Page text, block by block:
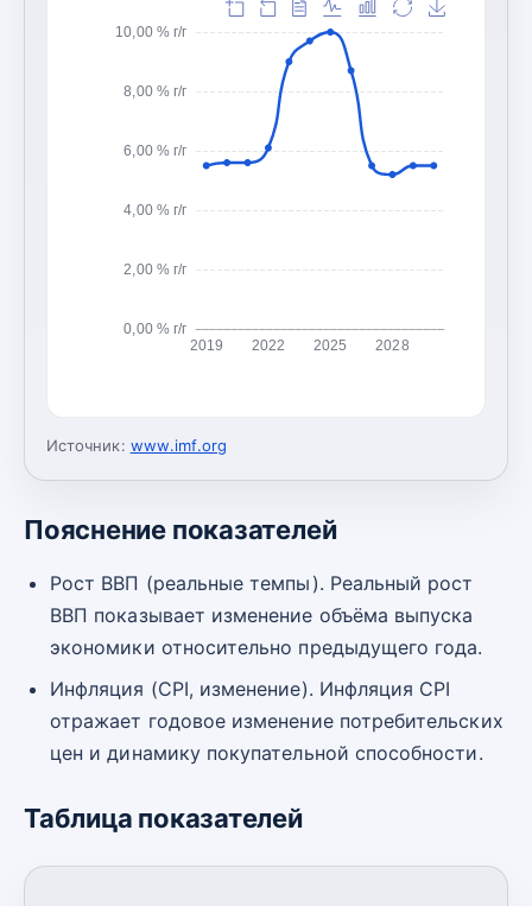
0,00 % г/г
2,00 % г/г
4,00 % г/г
6,00 % г/г
8,00 % г/г
10,00 % г/г
2019 2022 2025 2028
Источник: www.imf.org
Пояснение показателей
Рост ВВП (реальные темпы). Реальный рост
ВВП показывает изменение объёма выпуска
экономики относительно предыдущего года.
Инфляция (CPI, изменение). Инфляция CPI
отражает годовое изменение потребительских
цен и динамику покупательной способности.
Таблица показателей